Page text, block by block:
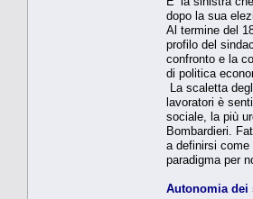
dopo la sua
Al termine del
profilo del
confronto e la
di politica
La scaletta
lavoratori è
sociale, la più
Bombardieri.
a definirsi come
paradigma per
Autonomia dei